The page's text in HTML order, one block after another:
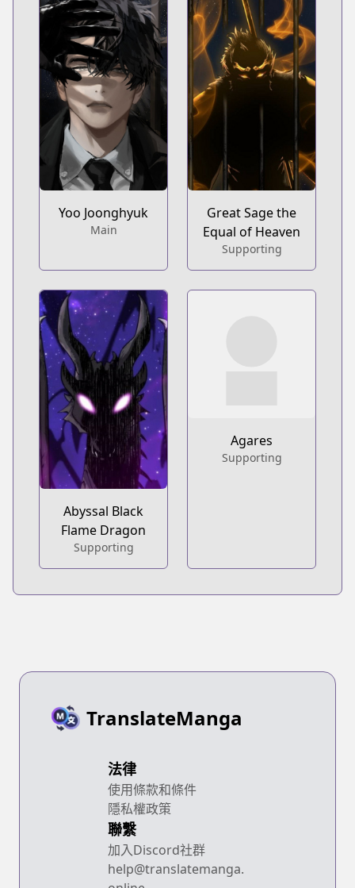
Yoo Joonghyuk
Main
Great Sage the
Equal of Heaven
Supporting
Abyssal Black
Flame Dragon
Supporting
Agares
Supporting
TranslateManga
法律
使用條款和條件
隱私權政策
聯繫
加入Discord社群
help@translatemanga.